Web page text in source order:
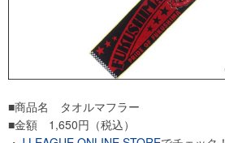
■商品名 タオルマフラー
■金額 1,650円（税込）